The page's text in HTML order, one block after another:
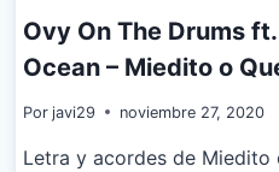
Ovy On The Drums
Ocean – Miedito o
Por javi29 noviembre 27, 2020
Letra y acordes de